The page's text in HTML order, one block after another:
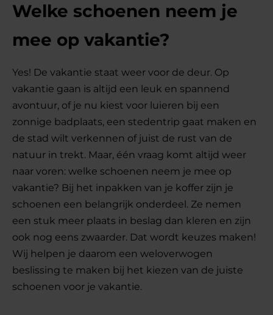
Welke schoenen neem je
mee op vakantie?
Yes! De vakantie staat weer voor de deur. Op
vakantie gaan is altijd een leuk en spannend
avontuur, of je nu kiest voor luieren bij een
zonnige badplaats, een stedentrip gaat maken en
de stad wilt verkennen of juist de rust van de
natuur in trekt. Maar, één vraag komt altijd weer
naar voren: welke schoenen neem je mee op
vakantie? Bij het inpakken van je koffer zijn je
schoenen een belangrijk onderdeel. Ze nemen
een stuk meer plaats in beslag dan kleren en zijn
ook nog eens zwaarder. Dat wordt keuzes maken!
Wij helpen je daarom een weloverwogen
beslissing te maken bij het kiezen van de juiste
schoenen voor je vakantie.